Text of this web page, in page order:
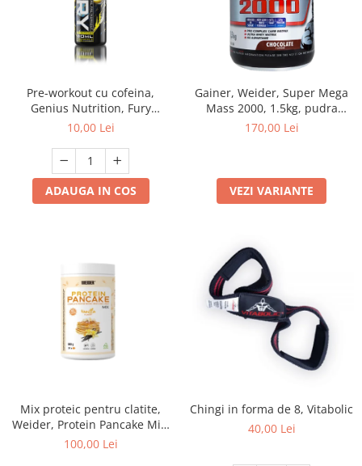
Pre-workout cu cofeina,
Genius Nutrition, Fury
Extreme, Shot de 80ml
10,00 Lei
ADAUGA IN COS
Gainer, Weider, Super Mega
Mass 2000, 1.5kg, pudra
proteica
170,00 Lei
VEZI VARIANTE
Mix proteic pentru clatite,
Weider, Protein Pancake Mix,
600 de grame, pudra
100,00 Lei
Chingi in forma de 8, Vitabolic
40,00 Lei